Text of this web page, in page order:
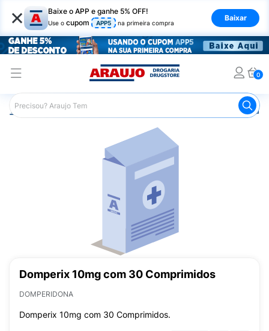
× Baixe o APP e ganhe 5% OFF!
Use o cupom APP5 na primeira compra
Baixar
0
Araujo Medicamentos Remédio para o Estômago e
Domperix 10mg com 30 Comprimidos
DOMPERIDONA
Domperix 10mg com 30 Comprimidos.